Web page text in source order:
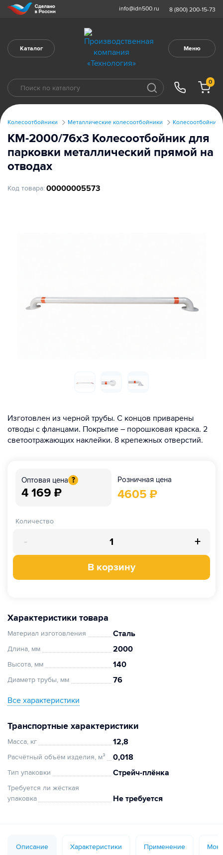
info@idn500.ru 8 (800) 200-15-73
Каталог Меню
0
Колесоотбойники Металлические колесоотбойники
КМ-2000/76х3 Колесоотбойник для
парковки металлический прямой на
отводах
Код товара: 00000005573
Изготовлен из черной трубы. С концов приварены
отводы с фланцами. Покрытие – порошковая краска. 2
светоотражающих наклейки. 8 крепежных отверстий.
Оптовая цена ?
4 169 ₽
Розничная цена
4605 ₽
Количество
- +
В корзину
Характеристики товара
Материал изготовления Сталь
Длина, мм 2000
Высота, мм 140
Диаметр трубы, мм 76
Все характеристики
Транспортные характеристики
Масса, кг 12,8
Расчётный объём изделия, м³ 0,018
Тип упаковки Стрейч-плёнка
Требуется ли жёсткая
упаковка
Не требуется
Описание Характеристики Применение